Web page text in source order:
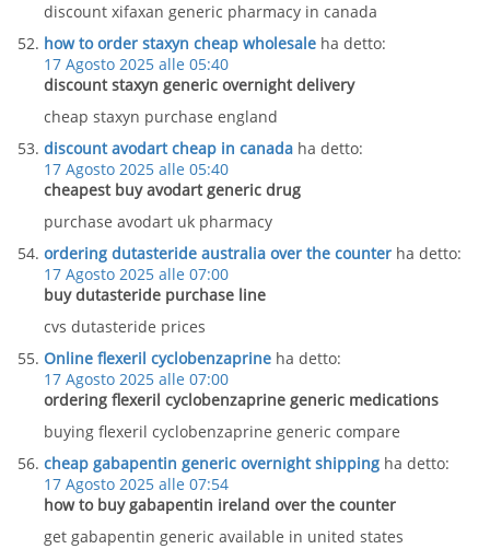
discount xifaxan generic pharmacy in canada
how to order staxyn cheap wholesale ha detto:
17 Agosto 2025 alle 05:40
discount staxyn generic overnight delivery
cheap staxyn purchase england
discount avodart cheap in canada ha detto:
17 Agosto 2025 alle 05:40
cheapest buy avodart generic drug
purchase avodart uk pharmacy
ordering dutasteride australia over the counter ha detto:
17 Agosto 2025 alle 07:00
buy dutasteride purchase line
cvs dutasteride prices
Online flexeril cyclobenzaprine ha detto:
17 Agosto 2025 alle 07:00
ordering flexeril cyclobenzaprine generic medications
buying flexeril cyclobenzaprine generic compare
cheap gabapentin generic overnight shipping ha detto:
17 Agosto 2025 alle 07:54
how to buy gabapentin ireland over the counter
get gabapentin generic available in united states